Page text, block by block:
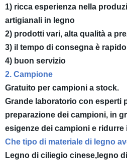
1) ricca esperienza nella
artigianali in legno
2) prodotti vari, alta qualità a
3) il tempo di consegna è
4) buon servizio
2. Campione
Gratuito per campioni a stock.
Grande laboratorio con esperti
preparazione dei campioni, in
esigenze dei campioni e
Che tipo di materiale di legno
Legno di ciliegio cinese,legno